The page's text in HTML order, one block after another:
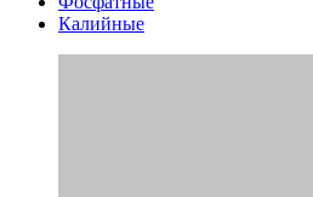
Калийные